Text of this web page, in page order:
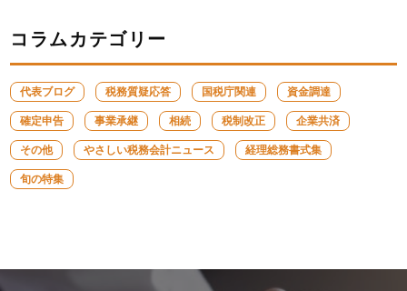
コラムカテゴリー
代表ブログ 税務質疑応答 国税庁関連 資金調達
確定申告 事業承継 相続 税制改正 企業共済
その他 やさしい税務会計ニュース 経理総務書式集
旬の特集